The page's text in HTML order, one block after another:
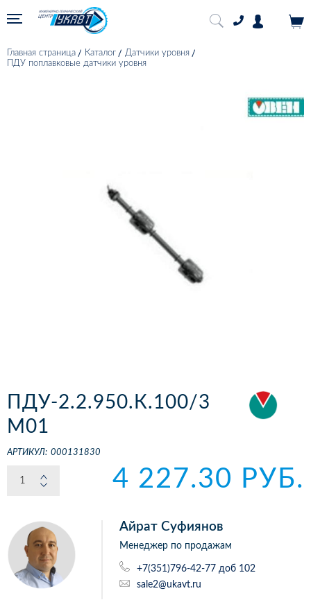
Главная страница Каталог
Датчики уровня
ПДУ поплавковые датчики уровня
ПДУ-2.2.950.К.100/3
М01
АРТИКУЛ: 000131830
4 227.30 РУБ.
Айрат Суфиянов
Менеджер по продажам
+7(351)796-42-77 доб 102
sale2@ukavt.ru